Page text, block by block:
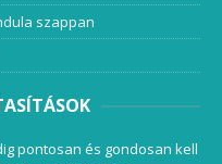
szappan
pontosan és gondosan kell